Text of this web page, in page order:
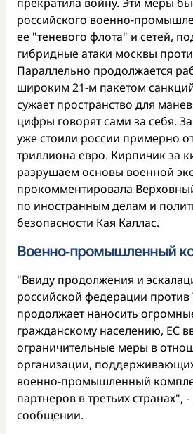
российского военно-
ее "теневого флота" и сетей,
гибридные атаки москвы
Параллельно продолжается
широким 21-м пакетом
сужает пространство для
цифры говорят сами за себя.
уже стоили россии примерно
триллиона евро. Кирпичик за
разрушаем основы военной
прокомментировала
по иностранным делам и
безопасности Кая Каллас.
Военно-промышленный
"Ввиду продолжения и
российской федерации
продолжает наносить
гражданскому населению, ЕС
ограничительные меры в
организации,
военно-промышленный
партнеров в третьих странах",
сообщении.